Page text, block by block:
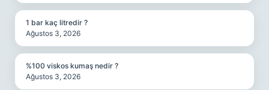
1 bar kaç litredir ?
Ağustos 3, 2026
%100 viskos kumaş nedir ?
Ağustos 3, 2026